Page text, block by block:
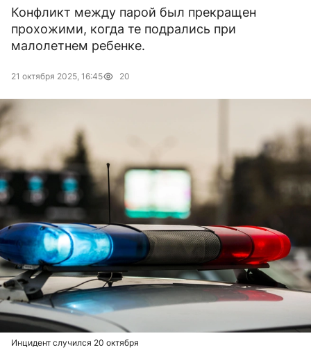
Конфликт между парой был прекращен
прохожими, когда те подрались при
малолетнем ребенке.
21 октября 2025, 16:45 20
Инцидент случился 20 октября